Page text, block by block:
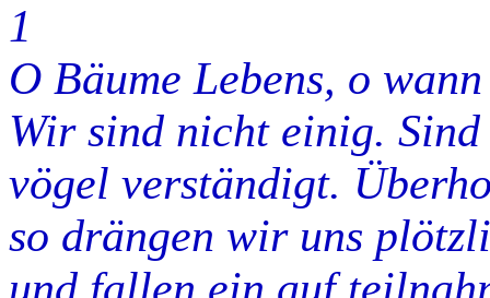
1
O Bäume Lebens, o
Wir sind nicht einig.
vögel verständigt.
so drängen wir uns